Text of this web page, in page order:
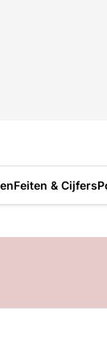
Feiten & Cijfers